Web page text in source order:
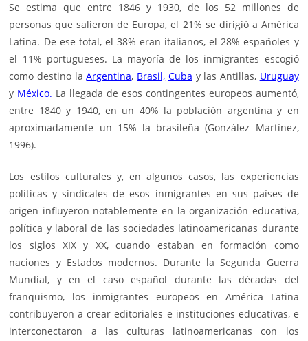
Se estima que entre 1846 y 1930, de los 52 millones de
personas que salieron de Europa, el 21% se dirigió a América
Latina. De ese total, el 38% eran italianos, el 28% españoles y
el 11% portugueses. La mayoría de los inmigrantes escogió
como destino laArgentina, Brasil, Cuba y las Antillas, Uruguay
y México. La llegada de esos contingentes europeos aumentó,
entre 1840 y 1940, en un 40% la población argentina y en
aproximadamente un 15% la brasileña (González Martínez,
1996).
Los estilos culturales y, en algunos casos, las experiencias
políticas y sindicales de esos inmigrantes en sus países de
origen influyeron notablemente en la organización educativa,
política y laboral de las sociedades latinoamericanas durante
los siglos XIX y XX, cuando estaban en formación como
naciones y Estados modernos. Durante la Segunda Guerra
Mundial, y en el caso español durante las décadas del
franquismo, los inmigrantes europeos en América Latina
contribuyeron a crear editoriales e instituciones educativas, e
interconectaron a las culturas latinoamericanas con los